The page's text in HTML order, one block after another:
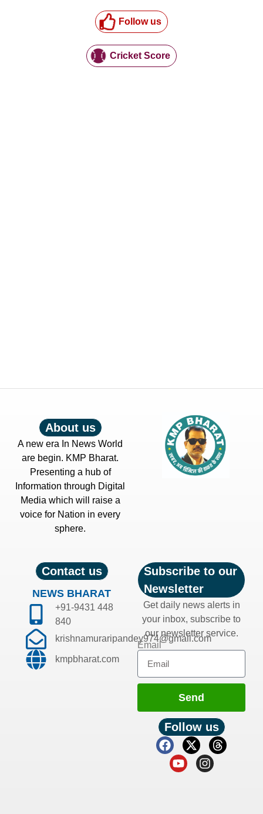
Follow us
Cricket Score
About us
A new era In News World
are begin. KMP Bharat.
Presenting a hub of
Information through Digital
Media which will raise a
voice for Nation in every
sphere.
Contact us
NEWS BHARAT
+91-9431 448
840
krishnamuraripandey974@gmail.com
kmpbharat.com
Subscribe to our
Newsletter
Get daily news alerts in
your inbox, subscribe to
our newsletter service.
Email
Send
Follow us